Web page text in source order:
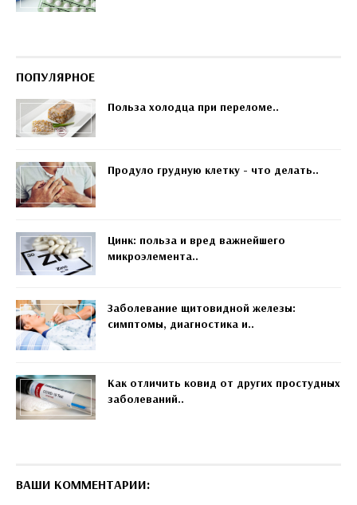
ПОПУЛЯРНОЕ
Польза холодца при переломе..
Продуло грудную клетку - что делать..
Цинк: польза и вред важнейшего
микроэлемента..
Заболевание щитовидной железы:
симптомы, диагностика и..
Как отличить ковид от других простудных
заболеваний..
ВАШИ КОММЕНТАРИИ: